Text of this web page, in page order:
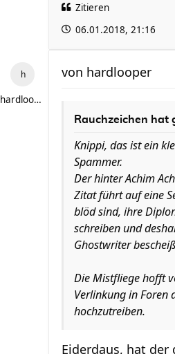
Zitieren
06.01.2018, 21:16
hardlooper
von hardlooper
Rauchzeichen hat
Knippi, das ist ein
Spammer.
Der hinter Achim
Zitat führt auf eine
blöd sind, ihre
schreiben und
Ghostwriter
Die Mistfliege hofft
Verlinkung in Foren
hochzutreiben.
Eiderdaus, hat